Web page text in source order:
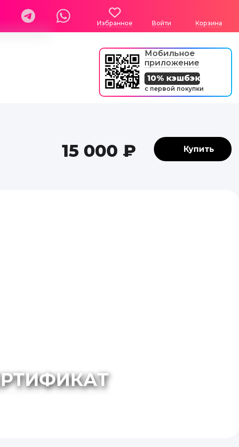
Избранное Войти Корзина
Мобильное
приложение
10% кэшбэк
с первой покупки
15 000 ₽